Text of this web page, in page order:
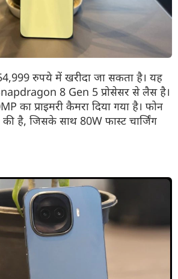
रुपये में खरीदा जा सकता है। यह
8 Gen 5 प्रोसेसर से लैस है।
का प्राइमरी कैमरा दिया गया है। फोन
है, जिसके साथ 80W फास्ट चार्जिंग